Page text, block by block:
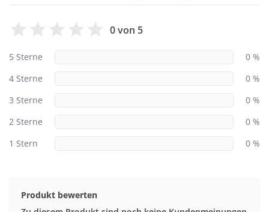
0 von 5
5 Sterne
0 %
4 Sterne
0 %
3 Sterne
0 %
2 Sterne
0 %
1 Stern
0 %
Produkt bewerten